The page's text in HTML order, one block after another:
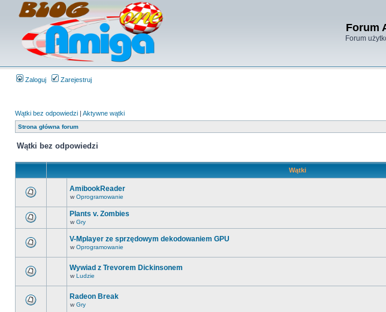
Forum
Forum
Zaloguj Zarejestruj
Wątki bez odpowiedzi | Aktywne wątki
Strona główna forum
Wątki bez odpowiedzi
Wątki
AmibookReader
w Oprogramowanie
Plants v. Zombies
w Gry
V-Mplayer ze sprzędowym dekodowaniem GPU
w Oprogramowanie
Wywiad z Trevorem Dickinsonem
w Ludzie
Radeon Break
w Gry